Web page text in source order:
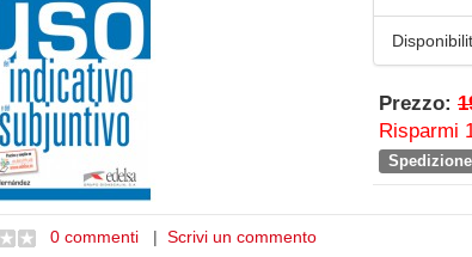
Prezzo:
Risparmi
0 commenti | Scrivi un commento